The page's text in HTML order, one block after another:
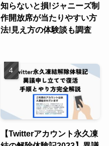
知らないと損!ジャニーズ制
作開放席が当たりやすい方
法!見え方の体験談も調査
【Twitterアカウント永久凍